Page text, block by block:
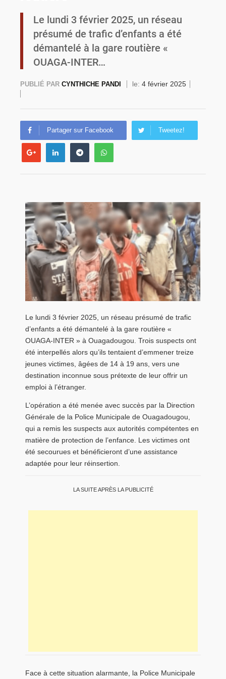
Burkina Faso : la VIDEO-verbalisation enregistre plus de 1 000 infractions en douze heures
Le lundi 3 février 2025, un réseau
présumé de trafic d’enfants a été
démantelé à la gare routière «
OUAGA-INTER…
PUBLIÉ PAR CYNTHICHE PANDI le: 4 février 2025
Partager sur Facebook Tweetez!
Le lundi 3 février 2025, un réseau présumé de trafic
d’enfants a été démantelé à la gare routière «
OUAGA-INTER » à Ouagadougou. Trois suspects ont
été interpellés alors qu’ils tentaient d’emmener treize
jeunes victimes, âgées de 14 à 19 ans, vers une
destination inconnue sous prétexte de leur offrir un
emploi à l’étranger.
L’opération a été menée avec succès par la Direction
Générale de la Police Municipale de Ouagadougou,
qui a remis les suspects aux autorités compétentes en
matière de protection de l’enfance. Les victimes ont
été secourues et bénéficieront d’une assistance
adaptée pour leur réinsertion.
LA SUITE APRÈS LA PUBLICITÉ
Face à cette situation alarmante, la Police Municipale